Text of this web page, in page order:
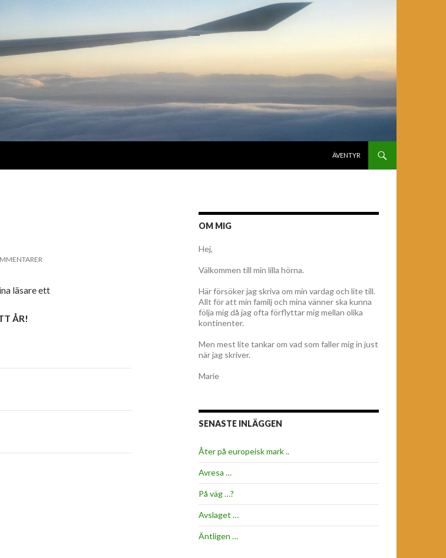
ÄVENTYR
läsare ett
ÅR!
OM MIG
Hej,
Välkommen till min lilla hörna.
Här försöker jag skriva om min vardag och lite till.
Allt för att min familj och mina vänner ska kunna
följa mig då jag ofta förflyttar mig mellan olika
kontinenter.
Men mest lite tankar om vad som faller mig in just
när jag skriver.
Marie
SENASTE INLÄGGEN
Åter på europeisk mark ..
Avresa …
På väg …?
Avslaget …
Äntligen …